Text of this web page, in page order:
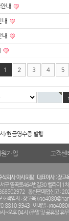
내
내
내
1 2 3 4 5
/현금영수증 발행
가입 고객센
식회사 아사히팜 대표이사 : 장고
구 염곡로464번길30 벨라미 1
통신판매업신고 :
호책임자 : 장고옥 (
8810-9943 이메일 :
~오후 04시 (주말 및 공휴일 휴